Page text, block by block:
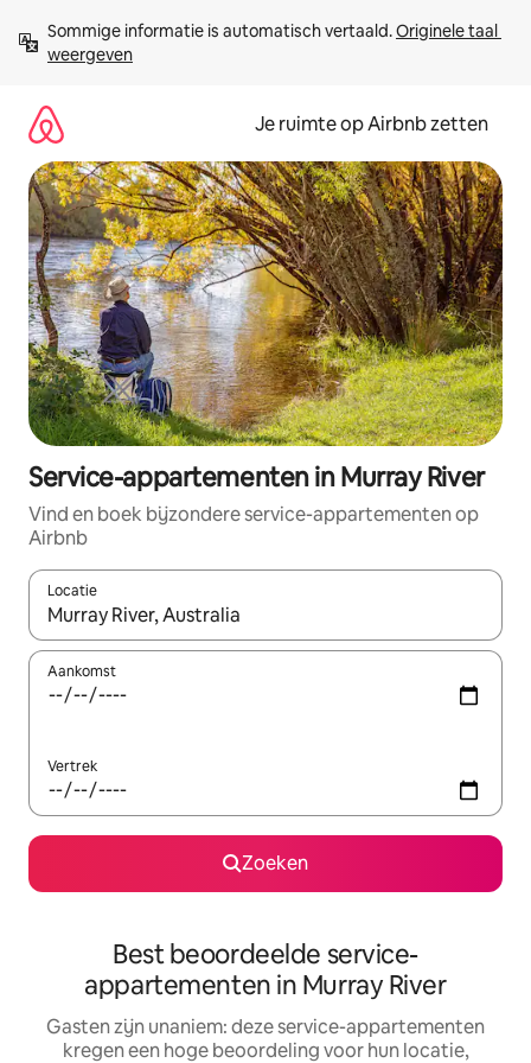
direct
naar
Sommige informatie is automatisch vertaald. Originele taal
weergeven
Je ruimte op Airbnb zetten
Service-appartementen in Murray River
Vind en boek bijzondere service-appartementen op
Airbnb
Locatie
Wanneer er suggesties beschikbaar zijn, maak je een keuze
Aankomst
Vertrek
Zoeken
Best beoordeelde service-
appartementen in Murray River
Gasten zijn unaniem: deze service-appartementen
kregen een hoge beoordeling voor hun locatie,